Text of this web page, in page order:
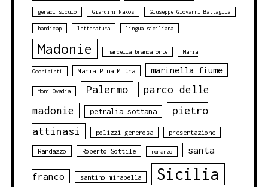
geraci siculo Giardini Naxos Giuseppe Giovanni Battaglia
handicap letteratura lingua siciliana
Madonie marcella brancaforte Maria
Occhipinti Maria Pina Mitra marinella fiume
Moni Ovadia Palermo
parco delle
madonie
petralia sottana
pietro
attinasi
polizzi generosa presentazione
Randazzo Roberto Sottile romanzo santa
franco santino mirabella Sicilia